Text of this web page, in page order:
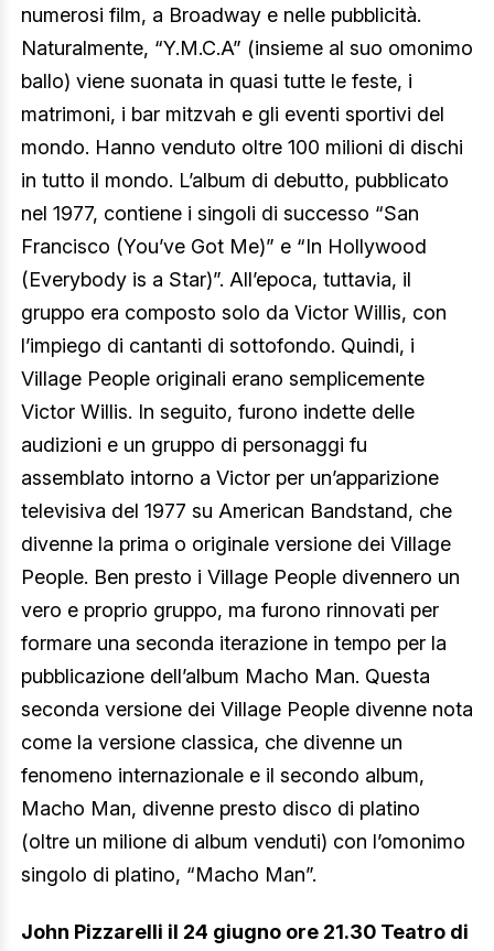
numerosi film, a Broadway e nelle pubblicità.
Naturalmente, “Y.M.C.A” (insieme al suo omonimo
ballo) viene suonata in quasi tutte le feste, i
matrimoni, i bar mitzvah e gli eventi sportivi del
mondo. Hanno venduto oltre 100 milioni di dischi
in tutto il mondo. L’album di debutto, pubblicato
nel 1977, contiene i singoli di successo “San
Francisco (You’ve Got Me)” e “In Hollywood
(Everybody is a Star)”. All’epoca, tuttavia, il
gruppo era composto solo da Victor Willis, con
l’impiego di cantanti di sottofondo. Quindi, i
Village People originali erano semplicemente
Victor Willis. In seguito, furono indette delle
audizioni e un gruppo di personaggi fu
assemblato intorno a Victor per un’apparizione
televisiva del 1977 su American Bandstand, che
divenne la prima o originale versione dei Village
People. Ben presto i Village People divennero un
vero e proprio gruppo, ma furono rinnovati per
formare una seconda iterazione in tempo per la
pubblicazione dell’album Macho Man. Questa
seconda versione dei Village People divenne nota
come la versione classica, che divenne un
fenomeno internazionale e il secondo album,
Macho Man, divenne presto disco di platino
(oltre un milione di album venduti) con l’omonimo
singolo di platino, “Macho Man”.
John Pizzarelli il 24 giugno ore 21.30 Teatro di